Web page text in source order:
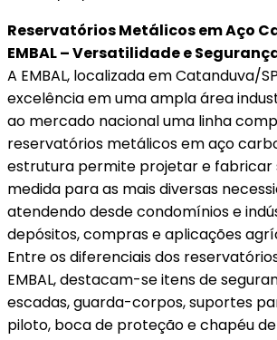
Reservatórios Metálicos em Aço
EMBAL – Versatilidade e
A EMBAL, localizada em Catanduva/
excelência em uma ampla área
ao mercado nacional uma linha
reservatórios metálicos em aço
estrutura permite projetar e fabricar
medida para as mais diversas
atendendo desde condomínios e
depósitos, compras e aplicações
Entre os diferenciais dos
EMBAL, destacam-se itens de
escadas, guarda-corpos, suportes
piloto, boca de proteção e chapéu